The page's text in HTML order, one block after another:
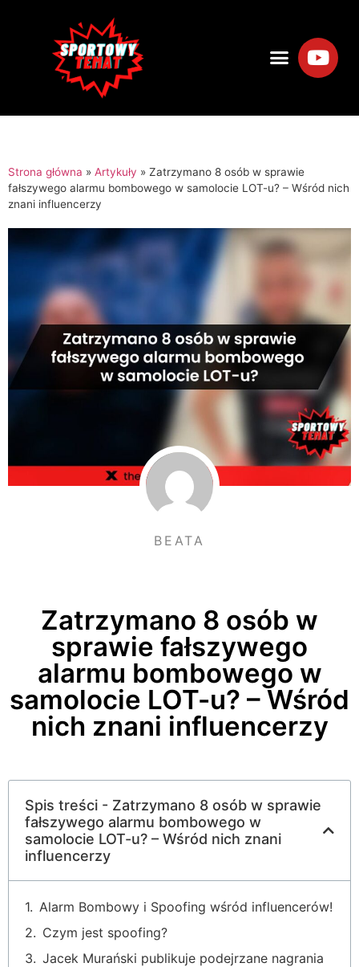
Strona główna » Artykuły » Zatrzymano 8 osób w sprawie
fałszywego alarmu bombowego w samolocie LOT-u? – Wśród nich
znani influencerzy
BEATA
Zatrzymano 8 osób w
sprawie fałszywego
alarmu bombowego w
samolocie LOT-u? – Wśród
nich znani influencerzy
Spis treści - Zatrzymano 8 osób w sprawie
fałszywego alarmu bombowego w
samolocie LOT-u? – Wśród nich znani
influencerzy
Alarm Bombowy i Spoofing wśród influencerów!
Czym jest spoofing?
Jacek Murański publikuje podejrzane nagrania